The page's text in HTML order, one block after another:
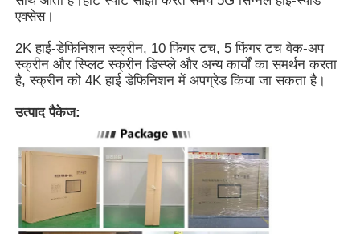
हमारे बारे में
गुणवत्ता नियंत्रण
हमसे संपर्क करें
एक्सेस।
2K हाई-डेफिनिशन स्क्रीन, 10 फिंगर टच, 5 फिंगर टच वेक-अप
स्क्रीन और स्प्लिट स्क्रीन डिस्प्ले और अन्य कार्यों का समर्थन करता
है, स्क्रीन को 4K हाई डेफिनिशन में अपग्रेड किया जा सकता है।
उत्पाद पैकेज: